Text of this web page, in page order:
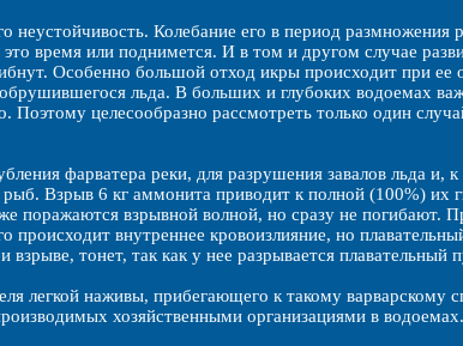
неустойчивость. Колебание его в период
время или поднимется. И в том и другом случае
Особенно большой отход икры происходит при
льда. В больших и глубоких водоемах
целесообразно рассмотреть только один
фарватера реки, для разрушения завалов льда и,
рыб. Взрыв 6 кг аммонита приводит к полной (100%) их
поражаются взрывной волной, но сразу не погибают.
происходит внутреннее кровоизлияние, но
тонет, так как у нее разрывается
легкой наживы, прибегающего к такому варварскому
хозяйственными организациями в водоемах.